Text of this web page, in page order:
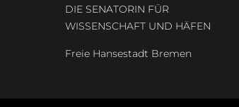
DIE SENATORIN FÜR
WISSENSCHAFT UND HÄFEN
Freie Hansestadt Bremen